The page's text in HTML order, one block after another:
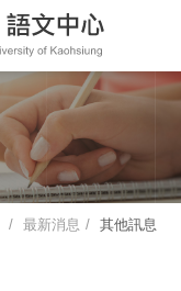
最新消息 其他訊息